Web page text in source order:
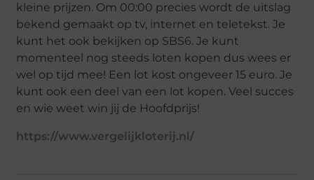
kleine prijzen. Om 00:00 precies wordt de uitslag
bekend gemaakt op tv, internet en teletekst. Je
kunt het ook bekijken op SBS6. Je kunt
momenteel nog steeds loten kopen dus wees er
wel op tijd mee! Een lot kost ongeveer 15 euro. Je
kunt ook een deel van een lot kopen. Veel succes
en wie weet win jij de Hoofdprijs!
https://www.vergelijkloterij.nl/